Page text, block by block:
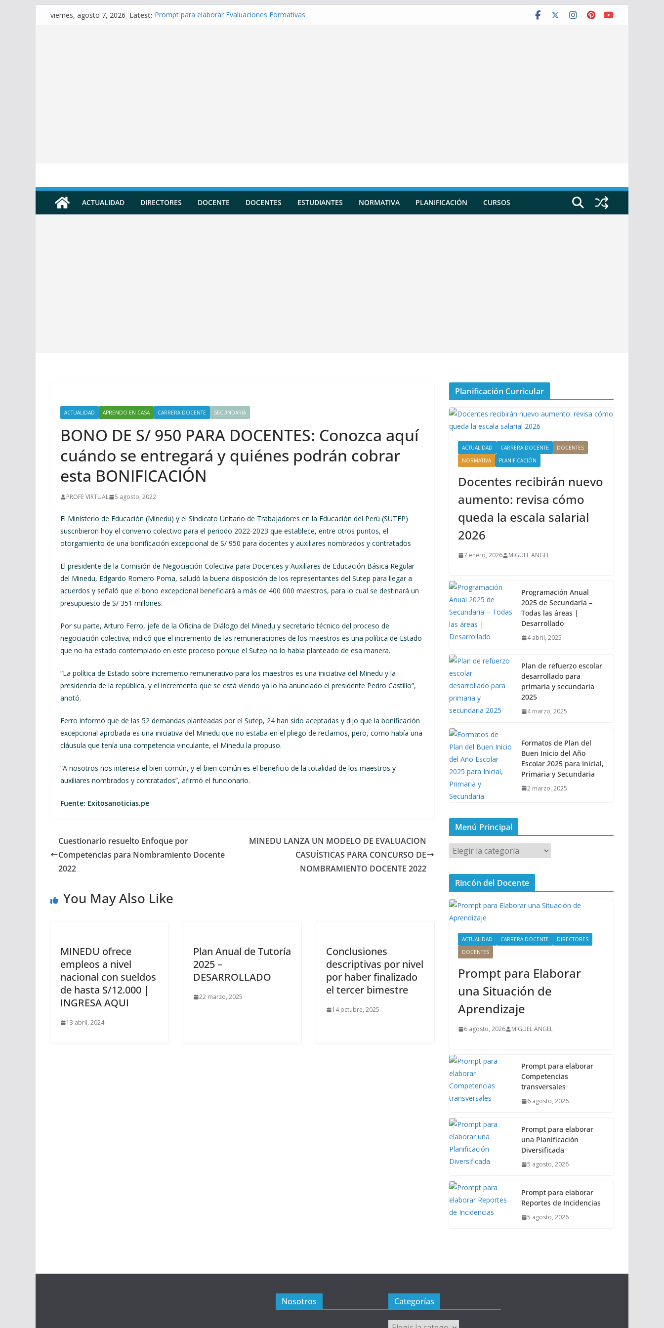
Skipviernes, agosto 7, 2026 Latest: Prompt para elaborar Evaluaciones Formativas
ACTUALIDAD DIRECTORES DOCENTE DOCENTES ESTUDIANTES NORMATIVA PLANIFICACIÓN CURSOS
ACTUALIDAD APRENDO EN CASA CARRERA DOCENTE SECUNDARIA
BONO DE S/ 950 PARA DOCENTES: Conozca aquí
cuándo se entregará y quiénes podrán cobrar
esta BONIFICACIÓN
PROFE VIRTUAL 5 agosto, 2022
El Ministerio de Educación (Minedu) y el Sindicato Unitario de Trabajadores en la Educación del Perú (SUTEP)
suscribieron hoy el convenio colectivo para el periodo 2022-2023 que establece, entre otros puntos, el
otorgamiento de una bonificación excepcional de S/ 950 para docentes y auxiliares nombrados y contratados
El presidente de la Comisión de Negociación Colectiva para Docentes y Auxiliares de Educación Básica Regular
del Minedu, Edgardo Romero Poma, saludó la buena disposición de los representantes del Sutep para llegar a
acuerdos y señaló que el bono excepcional beneficiará a más de 400 000 maestros, para lo cual se destinará un
presupuesto de S/ 351 millones.
Por su parte, Arturo Ferro, jefe de la Oficina de Diálogo del Minedu y secretario técnico del proceso de
negociación colectiva, indicó que el incremento de las remuneraciones de los maestros es una política de Estado
que no ha estado contemplado en este proceso porque el Sutep no lo había planteado de esa manera.
“La política de Estado sobre incremento remunerativo para los maestros es una iniciativa del Minedu y la
presidencia de la república, y el incremento que se está viendo ya lo ha anunciado el presidente Pedro Castillo”,
anotó.
Ferro informó que de las 52 demandas planteadas por el Sutep, 24 han sido aceptadas y dijo que la bonificación
excepcional aprobada es una iniciativa del Minedu que no estaba en el pliego de reclamos, pero, como había una
cláusula que tenía una competencia vinculante, el Minedu la propuso.
“A nosotros nos interesa el bien común, y el bien común es el beneficio de la totalidad de los maestros y
auxiliares nombrados y contratados”, afirmó el funcionario.
Fuente: Exitosanoticias.pe
Cuestionario resuelto Enfoque por
Competencias para Nombramiento Docente
2022
MINEDU LANZA UN MODELO DE EVALUACION
CASUÍSTICAS PARA CONCURSO DE
NOMBRAMIENTO DOCENTE 2022
You May Also Like
MINEDU ofrece
empleos a nivel
nacional con sueldos
de hasta S/12.000 |
INGRESA AQUI
13 abril, 2024
Plan Anual de Tutoría
2025 –
DESARROLLADO
22 marzo, 2025
Conclusiones
descriptivas por nivel
por haber finalizado
el tercer bimestre
14 octubre, 2025
Planificación Curricular
ACTUALIDAD CARRERA DOCENTE
DOCENTES
NORMATIVA
PLANIFICACIÓN
Docentes recibirán nuevo
aumento: revisa cómo
queda la escala salarial
2026
7 enero, 2026 MIGUEL ANGEL
Programación Anual
2025 de Secundaria –
Todas las áreas |
Desarrollado
4 abril, 2025
Plan de refuerzo escolar
desarrollado para
primaria y secundaria
2025
4 marzo, 2025
Formatos de Plan del
Buen Inicio del Año
Escolar 2025 para Inicial,
Primaria y Secundaria
2 marzo, 2025
Menú Principal
M
e
n
P
i
Rincón del Docente
ACTUALIDAD CARRERA DOCENTE
DIRECTORES
DOCENTES
Prompt para Elaborar
una Situación de
Aprendizaje
6 agosto, 2026 MIGUEL ANGEL
Prompt para elaborar
Competencias
transversales
6 agosto, 2026
Prompt para elaborar
una Planificación
Diversificada
5 agosto, 2026
Prompt para elaborar
Reportes de Incidencias
5 agosto, 2026
Nosotros Categorías
Categorías